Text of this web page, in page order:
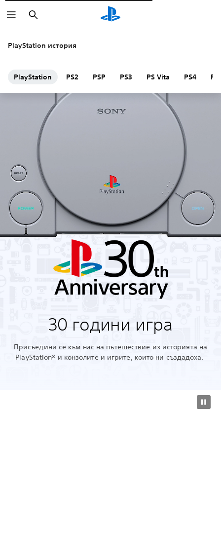
Търсене
PlayStation история
PlayStation PS2 PSP PS3 PS Vita PS4 PS
30 години игра
Присъедини се към нас на пътешествие из историята на
PlayStation® и конзолите и игрите, които ни създадоха.